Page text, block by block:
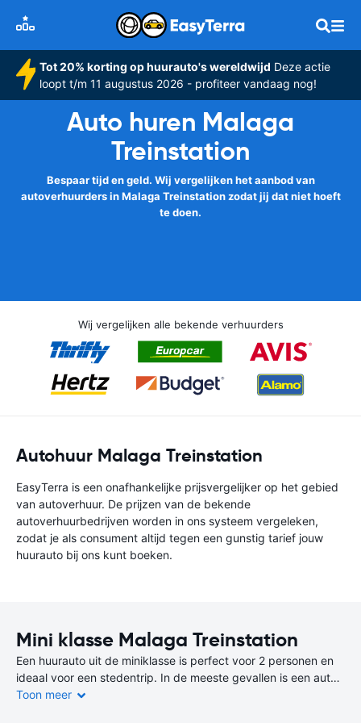
Tot 20% korting op huurauto's wereldwijd Deze actie
loopt t/m 11 augustus 2026 - profiteer vandaag nog!
Auto huren Malaga
Treinstation
Bespaar tijd en geld. Wij vergelijken het aanbod van
autoverhuurders in Malaga Treinstation zodat jij dat niet hoeft
te doen.
Wij vergelijken alle bekende verhuurders
Autohuur Malaga Treinstation
EasyTerra is een onafhankelijke prijsvergelijker op het gebied
van autoverhuur. De prijzen van de bekende
autoverhuurbedrijven worden in ons systeem vergeleken,
zodat je als consument altijd tegen een gunstig tarief jouw
huurauto bij ons kunt boeken.
Mini klasse Malaga Treinstation
Een huurauto uit de miniklasse is perfect voor 2 personen en
ideaal voor een stedentrip. In de meeste gevallen is een auto
uit de miniklasse de goedkoopste en zuinigste keuze.
Toon meer